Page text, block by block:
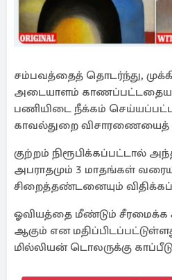
சம்பவத்தைத் தொடர்ந்து,
அடையாளம்
பணியிடை நீக்கம்
காவல்துறை விசாரணையைத்
குற்றம் நிரூபிக்கப்பட்டால்
அபராதமும் 3 மாதங்கள்
சிறைத்தண்டனையும்
ஓவியத்தை மீண்டும் சீரமைக்க
ஆகும் என
மில்லியன் டொலருக்கு